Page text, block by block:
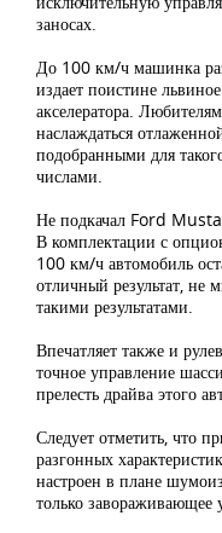
заносах.
До 100 км/ч машинка
издает поистине
акселератора.
наслаждаться
подобранными для
числами.
Не подкачал Ford
В комплектации с
100 км/ч автомобиль
отличный результат, не
такими результатами.
Впечатляет также и
точное управление
прелесть драйва этого
Следует отметить, что
разгонных
настроен в плане
только завораживающее